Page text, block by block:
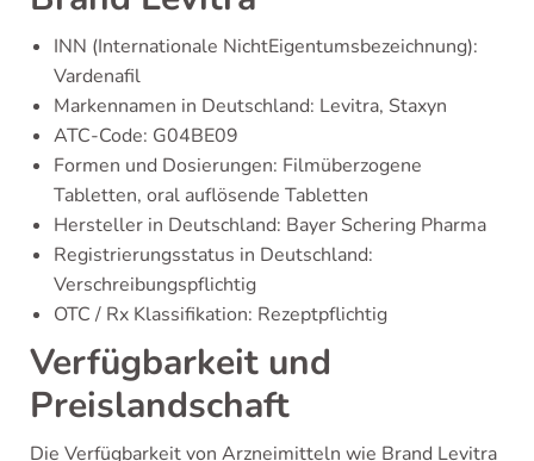
INN (Internationale NichtEigentumsbezeichnung):
Vardenafil
Markennamen in Deutschland: Levitra, Staxyn
ATC-Code: G04BE09
Formen und Dosierungen: Filmüberzogene
Tabletten, oral auflösende Tabletten
Hersteller in Deutschland: Bayer Schering Pharma
Registrierungsstatus in Deutschland:
Verschreibungspflichtig
OTC / Rx Klassifikation: Rezeptpflichtig
Verfügbarkeit und
Preislandschaft
Die Verfügbarkeit von Arzneimitteln wie Brand Levitra